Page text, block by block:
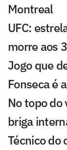
Montreal
UFC:
morre aos
Jogo que
Fonseca é
No topo
briga
Técnico do